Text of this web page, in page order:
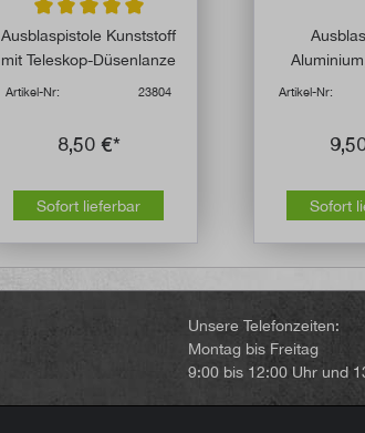
Durchschnittliche Bewertung von 5 von 5
Ausblaspistole Kunststoff
mit Teleskop-Düsenlanze
Artikel-Nr: 23804
8,50 €*
Sofort lieferbar
Artikel-Nr:
Sofort
Unsere Telefonzeiten:
Montag bis Freitag
9:00 bis 12:00 Uhr und